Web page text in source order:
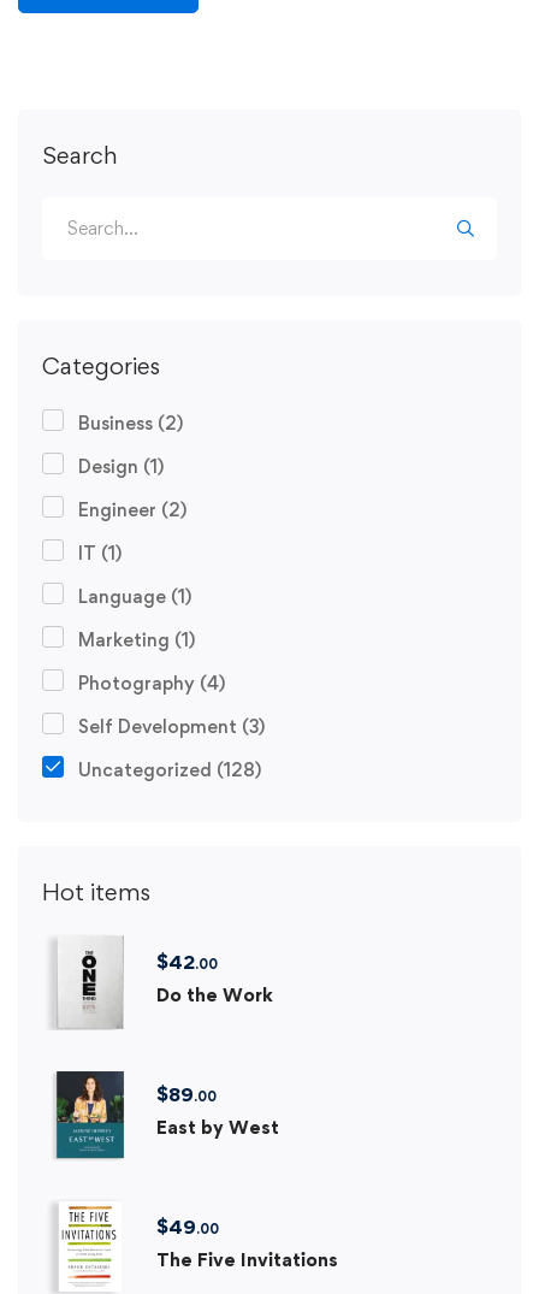
Search
Categories
Business (2)
Design (1)
Engineer (2)
IT (1)
Language (1)
Marketing (1)
Photography (4)
Self Development (3)
Uncategorized (128)
Hot items
$42.00
Do the Work
$89.00
East by West
$49.00
The Five Invitations